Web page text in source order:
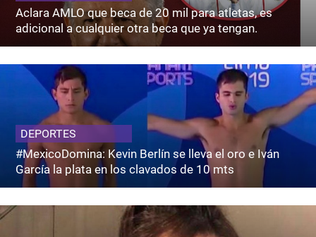
Aclara AMLO que beca de 20 mil para atletas, es
adicional a cualquier otra beca que ya tengan.
DEPORTES
#MexicoDomina: Kevin Berlín se lleva el oro e Iván
García la plata en los clavados de 10 mts